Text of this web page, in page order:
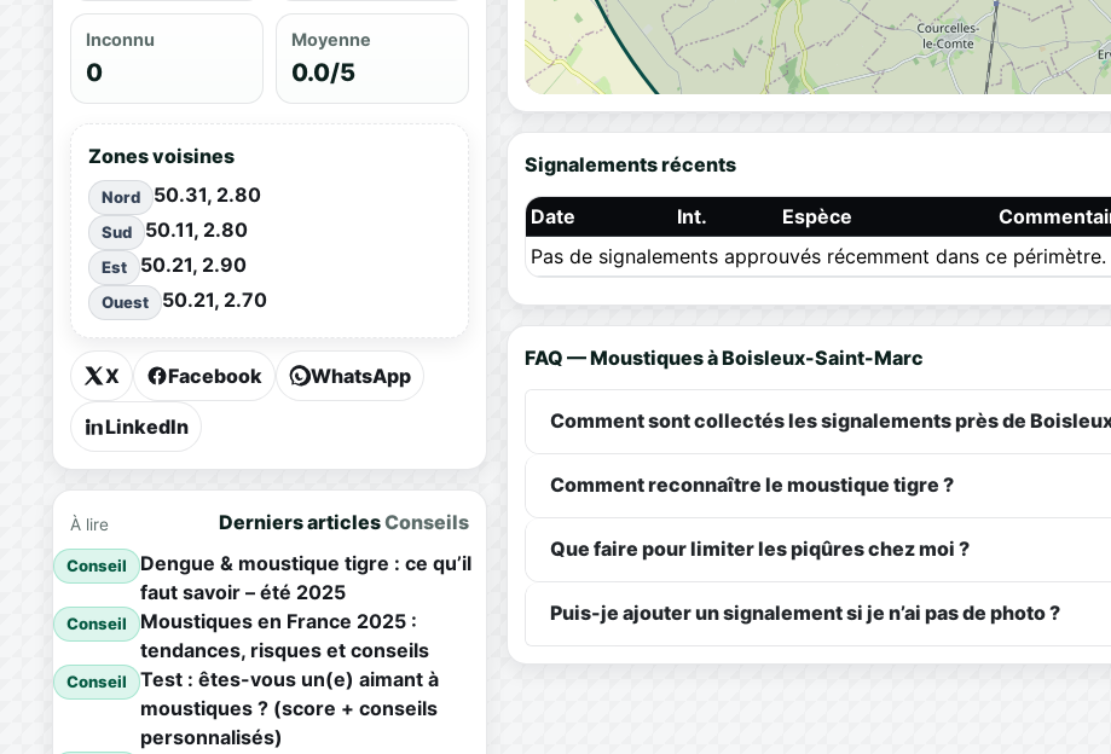
Inconnu
0
Moyenne
0.0/5
Zones voisines
Nord 50.31, 2.80
Sud 50.11, 2.80
Est 50.21, 2.90
Ouest 50.21, 2.70
X Facebook WhatsApp
LinkedIn
À lire Derniers articlesConseils
Conseil
Dengue & moustique tigre : ce qu’il
faut savoir – été 2025
Conseil
Moustiques en France 2025 :
tendances, risques et conseils
Conseil
Test : êtes-vous un(e) aimant à
moustiques ? (score + conseils
personnalisés)
Signalements récents
Date Int. Espèce
Pas de signalements approuvés récemment dans ce périmètre.
FAQ — Moustiques à Boisleux-Saint-Marc
Comment sont collectés les signalements près de
Comment reconnaître le moustique tigre ?
Que faire pour limiter les piqûres chez moi ?
Puis-je ajouter un signalement si je n’ai pas de photo ?